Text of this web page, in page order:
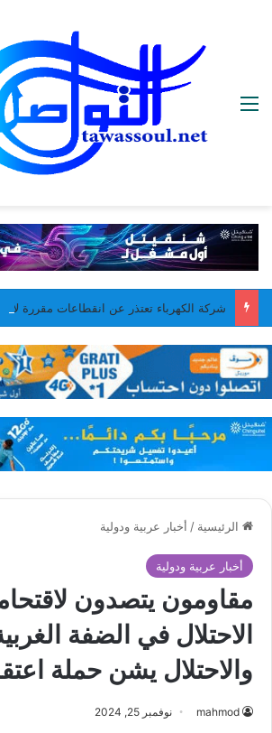
القائمة
الرئيسية / أخبار عربية ودولية
أخبار عربية ودولية
مقاومون يتصدون
الاحتلال في الضفة
والاحتلال يشن حملة
mahmod نوفمبر 25, 2024